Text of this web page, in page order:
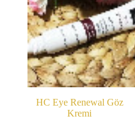
HC Eye Renewal Göz
Kremi